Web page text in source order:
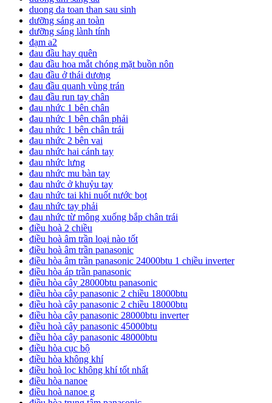
duong da toan than sau sinh
dưỡng sáng an toàn
dưỡng sáng lành tính
đạm a2
đau đầu hay quên
đau đầu hoa mắt chóng mặt buồn nôn
đau đầu ở thái dương
đau đầu quanh vùng trán
đau đầu run tay chân
đau nhức 1 bên chân
đau nhức 1 bên chân phải
đau nhức 1 bên chân trái
đau nhức 2 bên vai
đau nhức hai cánh tay
đau nhức lưng
đau nhức mu bàn tay
đau nhức ở khuỷu tay
đau nhức tai khi nuốt nước bọt
đau nhức tay phải
đau nhức từ mông xuống bắp chân trái
điều hoà 2 chiều
điều hoà âm trần loại nào tốt
điều hoà âm trần panasonic
điều hòa âm trần panasonic 24000btu 1 chiều inverter
điều hòa áp trần panasonic
điều hòa cây 28000btu panasonic
điều hòa cây panasonic 2 chiều 18000btu
điều hoà cây panasonic 2 chiều 18000btu
điều hòa cây panasonic 28000btu inverter
điều hoà cây panasonic 45000btu
điều hòa cây panasonic 48000btu
điều hòa cục bộ
điều hòa không khí
điều hoà lọc không khí tốt nhất
điều hòa nanoe
điều hoà nanoe g